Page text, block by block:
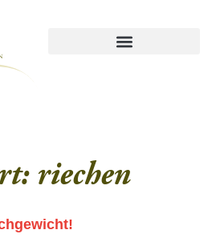
riechen